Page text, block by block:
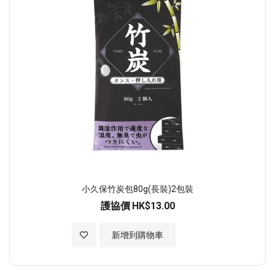
小久保竹炭包80g(長裝)2包裝
護協價 HK$13.00
新增到購物車
加入至願望清單